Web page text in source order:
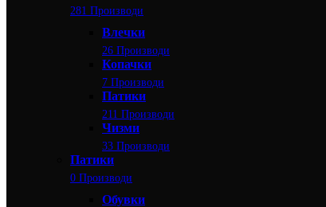
281 Производи
Влечки
26 Производи
Копачки
7 Производи
Патики
211 Производи
Чизми
33 Производи
Патики
0 Производи
Обувки